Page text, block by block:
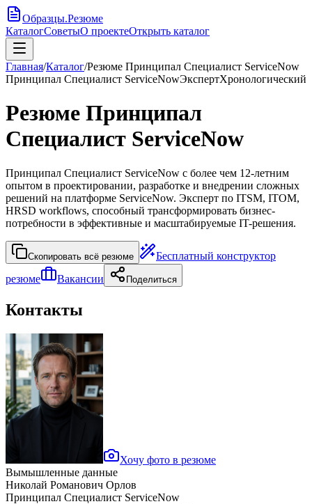
Образцы.Резюме
КаталогСоветыО проектеОткрыть каталог
Главная/Каталог/Резюме Принципал Специалист ServiceNow
Принципал Специалист ServiceNowЭкспертХронологический
Резюме Принципал
Специалист ServiceNow
Принципал Специалист ServiceNow с более чем 12-летним
опытом в проектировании, разработке и внедрении сложных
решений на платформе ServiceNow. Эксперт по ITSM, ITOM,
HRSD workflows, способный трансформировать бизнес-
потребности в эффективные и масштабируемые IT-решения.
Скопировать всё резюме
Бесплатный конструктор
резюме
Вакансии Поделиться
Контакты
Хочу фото в резюме
Вымышленные данные
Николай Романович Орлов
Принципал Специалист ServiceNow